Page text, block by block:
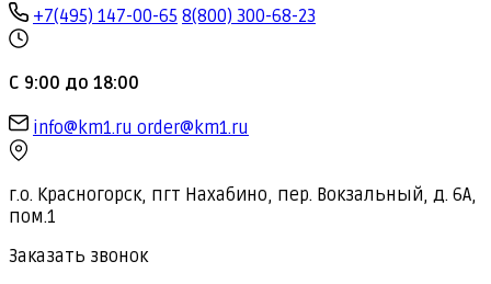
+7(495) 147-00-65 8(800) 300-68-23
С 9:00 до 18:00
info@km1.ru order@km1.ru
г.о. Красногорск, пгт Нахабино, пер. Вокзальный, д. 6А,
пом.1
Заказать звонок